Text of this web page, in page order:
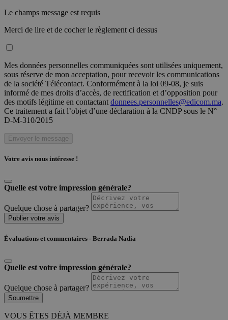
Le champs message est requis
Merci de lire et de cocher le règlement ci dessus
Mes données personnelles communiquées sont utilisées uniquement,
sous réserve de mon acceptation, pour recevoir les communications
de la société Télécontact. Conformément à la loi 09-08, je suis
informé de mes droits d’accès, de rectification et d’opposition pour
des motifs légitime en contactant donnees.personnelles@edicom.ma.
Ce traitement a fait l’objet d’une déclaration à la CNDP sous le N°
D-M-310/2015
Envoyer le message
Votre avis nous intéresse !
Quelle est votre impression générale?
Quelque chose à partager?
Publier votre avis
Évaluations et commentaires - Berrada Nadia
Quelle est votre impression générale?
Quelque chose à partager?
Soumettre
VOUS ÊTES DÉJÀ MEMBRE